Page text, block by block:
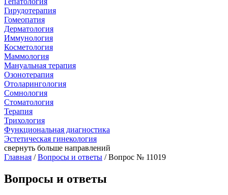
Гирудотерапия
Гомеопатия
Дерматология
Иммунология
Косметология
Маммология
Мануальная терапия
Озонотерапия
Отоларингология
Сомнология
Стоматология
Терапия
Трихология
Функциональная диагностика
Эстетическая гинекология
свернуть больше направлений
Главная /Вопросы и ответы / Вопрос № 11019
Вопросы и ответы